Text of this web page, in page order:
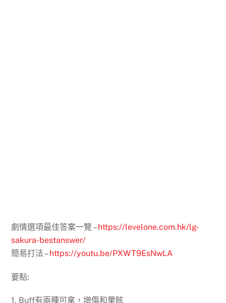
劇情選項最佳答案一覽 –https://levelone.com.hk/lg-
sakura-bestanswer/
簡易打法 –https://youtu.be/PXWT9EsNwLA
要點:
1. Buff有兩種可拿，增傷和暈眩